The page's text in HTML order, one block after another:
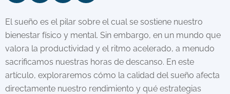
El sueño es el pilar sobre el cual se sostiene nuestro
bienestar físico y mental. Sin embargo, en un mundo que
valora la productividad y el ritmo acelerado, a menudo
sacrificamos nuestras horas de descanso. En este
artículo, exploraremos cómo la calidad del sueño afecta
directamente nuestro rendimiento y qué estrategias